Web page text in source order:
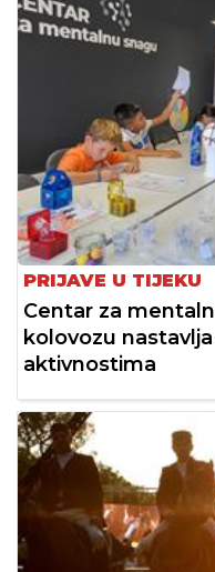
PRIJAVE U TIJEKU
Centar za
kolovozu
aktivnostima